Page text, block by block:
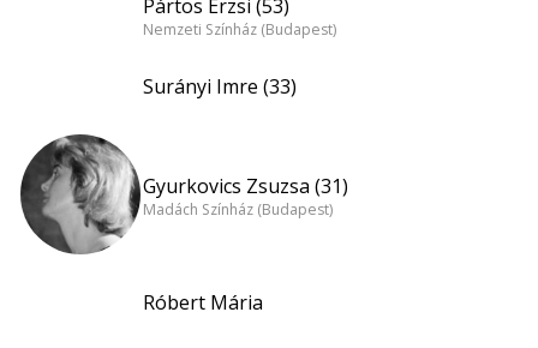
Pártos Erzsi (53)
Nemzeti Színház (Budapest)
Surányi Imre (33)
Gyurkovics Zsuzsa (31)
Madách Színház (Budapest)
Róbert Mária